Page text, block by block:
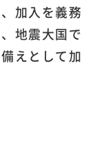
加入を義務
地震大国で
えとして加